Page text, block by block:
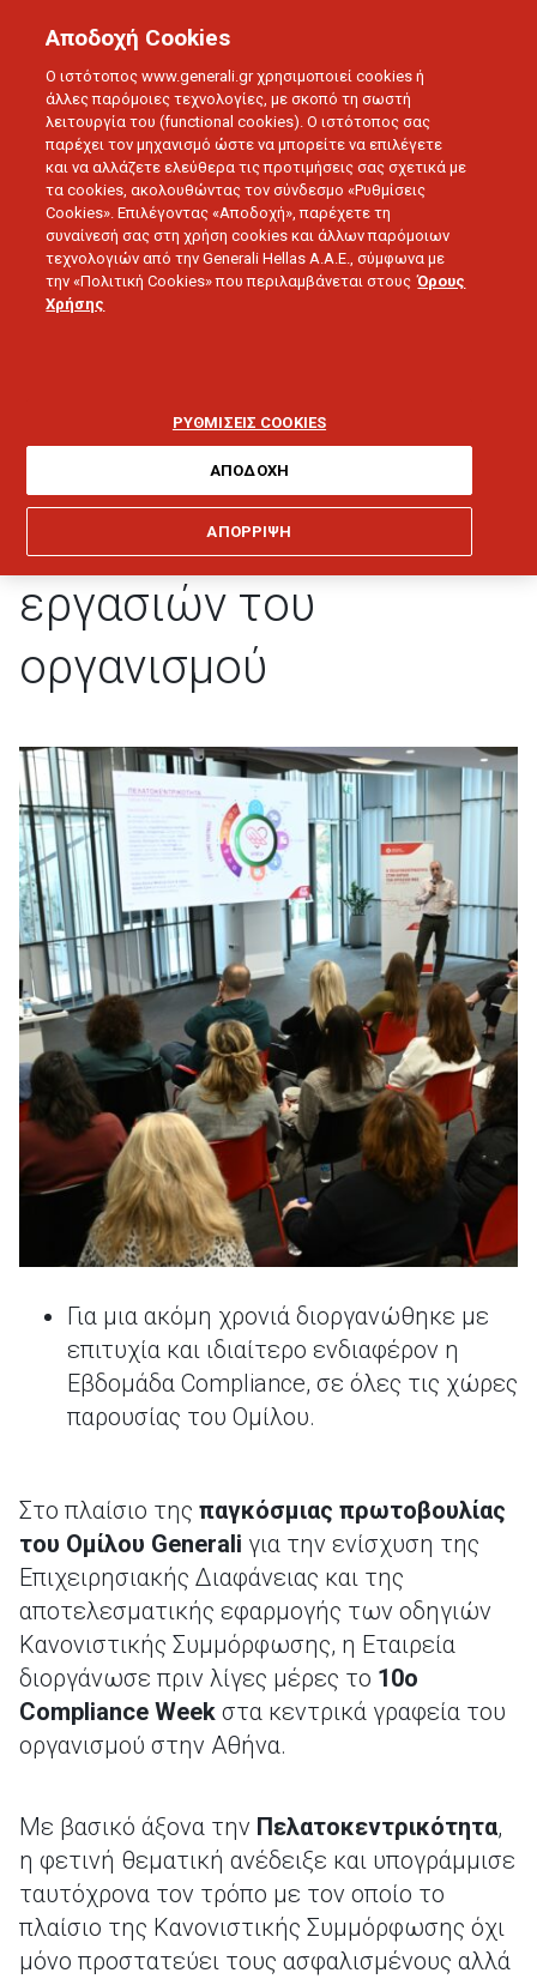
BLOG
ΔΕΛΤΙΑ ΤΥΠΟΥ
GENERALI COMPLIANCE WEEK: H ΠΕΛΑΤΟΚΕΝΤΡΙΚΟΤΗΤΑ
ΣΤΗΝ ΚΑΡΔΙΑ ΤΩΝ ΕΡΓΑΣΙΩΝ ΤΟΥ ΟΡΓΑΝΙΣΜΟΥ
24.12.2024 - 5 λεπτά ανάγνωσης
Week: H
Πελατοκεντρικότητα
στην καρδιά των
εργασιών του
οργανισμού
Για μια ακόμη χρονιά διοργανώθηκε με
επιτυχία και ιδιαίτερο ενδιαφέρον η
Εβδομάδα Compliance, σε όλες τις χώρες
παρουσίας του Ομίλου.
Στο πλαίσιο της παγκόσμιας πρωτοβουλίας
του Ομίλου Generali για την ενίσχυση της
Επιχειρησιακής Διαφάνειας και της
αποτελεσματικής εφαρμογής των οδηγιών
Κανονιστικής Συμμόρφωσης, η Εταιρεία
διοργάνωσε πριν λίγες μέρες το 10ο
Compliance Week στα κεντρικά γραφεία του
οργανισμού στην Αθήνα.
Με βασικό άξονα την Πελατοκεντρικότητα,
η φετινή θεματική ανέδειξε και υπογράμμισε
ταυτόχρονα τον τρόπο με τον οποίο το
πλαίσιο της Κανονιστικής Συμμόρφωσης όχι
μόνο προστατεύει τους ασφαλισμένους αλλά
Αποδοχή Cookies
Ο ιστότοπος www.generali.gr χρησιμοποιεί cookies ή
άλλες παρόμοιες τεχνολογίες, με σκοπό τη σωστή
λειτουργία του (functional cookies). Ο ιστότοπος σας
παρέχει τον μηχανισμό ώστε να μπορείτε να επιλέγετε
και να αλλάζετε ελεύθερα τις προτιμήσεις σας σχετικά με
τα cookies, ακολουθώντας τον σύνδεσμο «Ρυθμίσεις
Cookies». Επιλέγοντας «Αποδοχή», παρέχετε τη
συναίνεσή σας στη χρήση cookies και άλλων παρόμοιων
τεχνολογιών από την Generali Hellas A.A.E., σύμφωνα με
την «Πολιτική Cookies» που περιλαμβάνεται στους Όρους
Χρήσης
ΡΥΘΜΙΣΕΙΣ COOKIES
ΑΠΟΡΡΙΨΗ
ΑΠΟΔΟΧΗ